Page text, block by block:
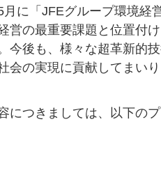
に「JFEグループ環境経
営の最重要課題と位置付
今後も、様々な超革新的
会の実現に貢献してまい
につきましては、以下の